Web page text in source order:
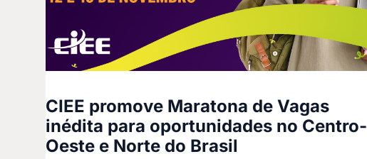
CIEE promove Maratona de Vagas
inédita para oportunidades no Centro-
Oeste e Norte do Brasil